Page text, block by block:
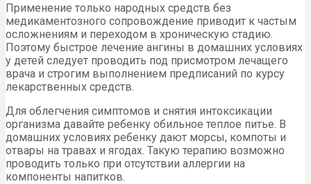
Применение только народных средств без
медикаментозного сопровождение приводит к частым
осложнениям и переходом в хроническую стадию.
Поэтому быстрое лечение ангины в домашних условиях
у детей следует проводить под присмотром лечащего
врача и строгим выполнением предписаний по курсу
лекарственных средств.
Для облегчения симптомов и снятия интоксикации
организма давайте ребенку обильное теплое питье. В
домашних условиях ребенку дают морсы, компоты и
отвары на травах и ягодах. Такую терапию возможно
проводить только при отсутствии аллергии на
компоненты напитков.